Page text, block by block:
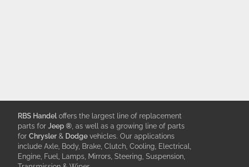
RBS Handel offers the largest line of replacement
parts for Jeep ® , as well as a growing line of parts
for Chrysler & Dodge vehicles. Our applications
include Axle, Body, Brake, Clutch, Cooling, Electrical,
Engine, Fuel, Lamps, Mirrors, Steering, Suspension,